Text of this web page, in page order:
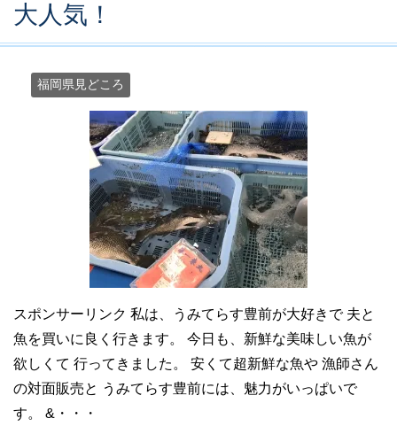
大人気！
福岡県見どころ
スポンサーリンク 私は、うみてらす豊前が大好きで 夫と
魚を買いに良く行きます。 今日も、新鮮な美味しい魚が
欲しくて 行ってきました。 安くて超新鮮な魚や 漁師さん
の対面販売と うみてらす豊前には、魅力がいっぱいで
す。 &・・・